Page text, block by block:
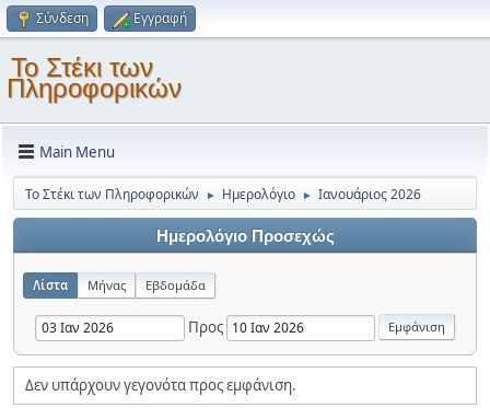
Σύνδεση Εγγραφή
Το Στέκι των
Πληροφορικών
Main Menu
Το Στέκι των Πληροφορικών ► Ημερολόγιο ► Ιανουάριος 2026
Ημερολόγιο Προσεχώς
Λίστα Μήνας Εβδομάδα
Προς
Δεν υπάρχουν γεγονότα προς εμφάνιση.